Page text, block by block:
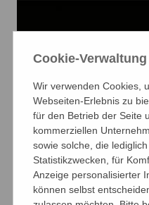
Cookie-Verwaltung
Wir verwenden Cookies,
Webseiten-Erlebnis zu
für den Betrieb der Seite
kommerziellen
sowie solche, die
Statistikzwecken, für
Anzeige personalisierter
können selbst